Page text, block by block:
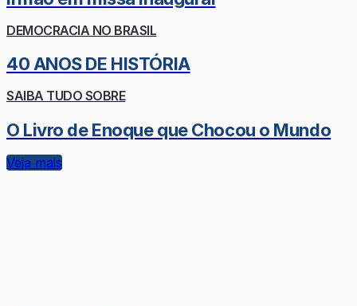
DEMOCRACIA NO BRASIL
40 ANOS DE HISTÓRIA
SAIBA TUDO SOBRE
O Livro de Enoque que Chocou o Mundo
Veja mais